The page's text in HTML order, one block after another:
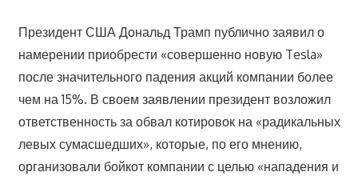
Президент США Дональд Трамп публично заявил о
намерении приобрести «совершенно новую Tesla»
после значительного падения акций компании более
чем на 15%. В своем заявлении президент возложил
ответственность за обвал котировок на «радикальных
левых сумасшедших», которые, по его мнению,
организовали бойкот компании с целью «нападения и